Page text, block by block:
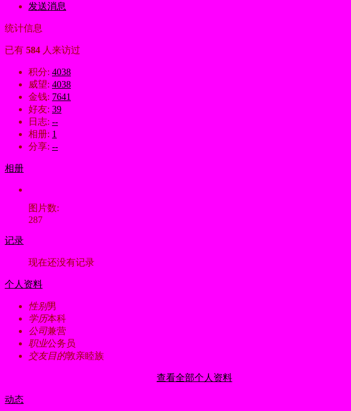
发送消息
统计信息
已有 584 人来访过
积分: 4038
威望: 4038
金钱: 7641
好友: 39
日志: --
相册: 1
分享: --
相册
图片数:
287
记录
现在还没有记录
个人资料
性别男
学历本科
公司兼营
职业公务员
交友目的敦亲睦族
查看全部个人资料
动态